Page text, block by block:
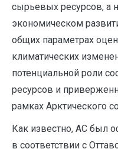
сырьевых ресурсов, а
экономическом
общих параметрах
климатических
потенциальной роли
ресурсов и
рамках Арктического
Как известно, АС был
в соответствии с